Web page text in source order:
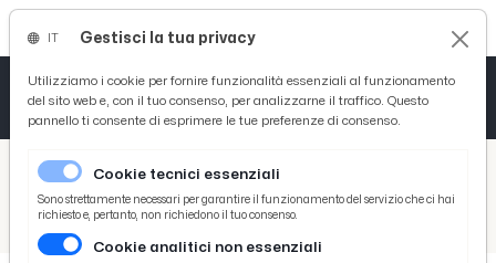
/ Picenotime
/ Salute
/ I Cinque Tibetani, esercizi per riattivare corpo e mente
Gestisci la tua privacy
Utilizziamo i cookie per fornire funzionalità essenziali al funzionamento
del sito web e, con il tuo consenso, per analizzarne il traffico. Questo
pannello ti consente di esprimere le tue preferenze di consenso.
Cookie tecnici essenziali
Sono strettamente necessari per garantire il funzionamento del servizio che ci hai
richiesto e, pertanto, non richiedono il tuo consenso.
Cookie analitici non essenziali
Tutto News
Tutto Sport
Basket
Ciclismo
Tutto Curiosità